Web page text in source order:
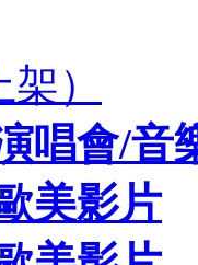
）
唱會/音
美影片